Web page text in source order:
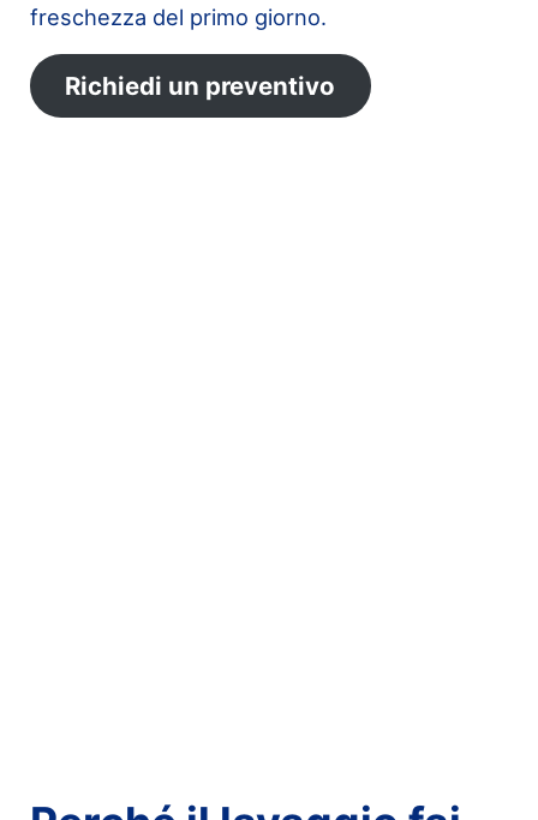
freschezza del primo giorno.
Richiedi un preventivo